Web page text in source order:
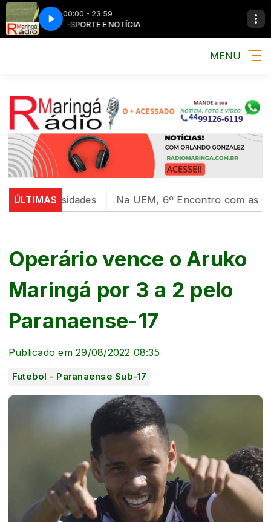
00:00 - 23:59
MÚSICA, ESPORTE E NOTÍCIA MÚSICA,
MENU
ÚLTIMAS Na UEM, 6º Encontro com as
Operário vence o Aruko
Maringá por 3 a 2 pelo
Paranaense-17
Publicado em 29/08/2022 08:35
Futebol - Paranaense Sub-17